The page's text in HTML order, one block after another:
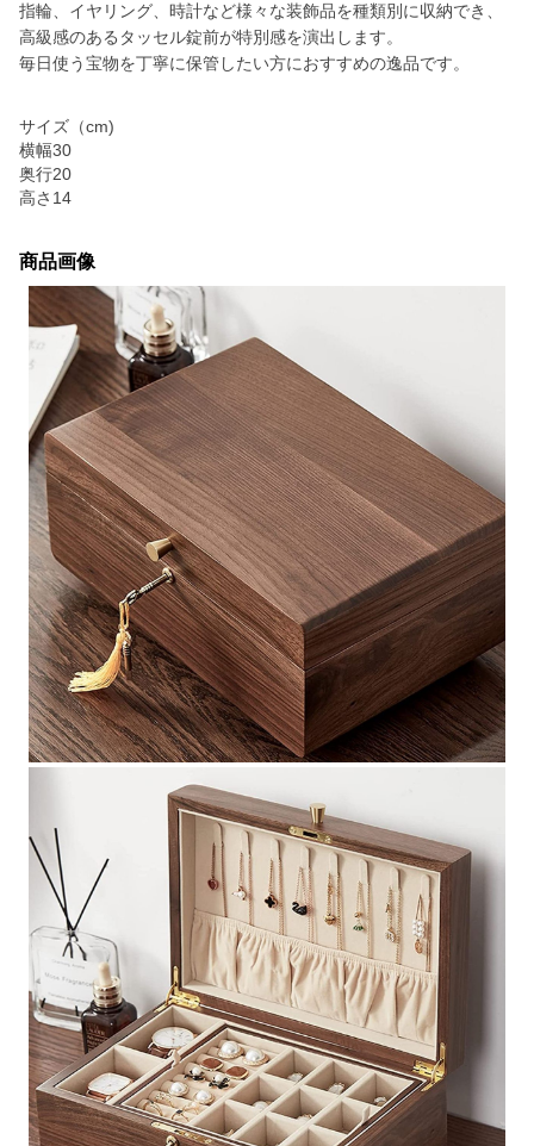
指輪、イヤリング、時計など様々な装飾品を種類別に収納でき、
高級感のあるタッセル錠前が特別感を演出します。
毎日使う宝物を丁寧に保管したい方におすすめの逸品です。
サイズ（cm)
横幅30
奥行20
高さ14
商品画像